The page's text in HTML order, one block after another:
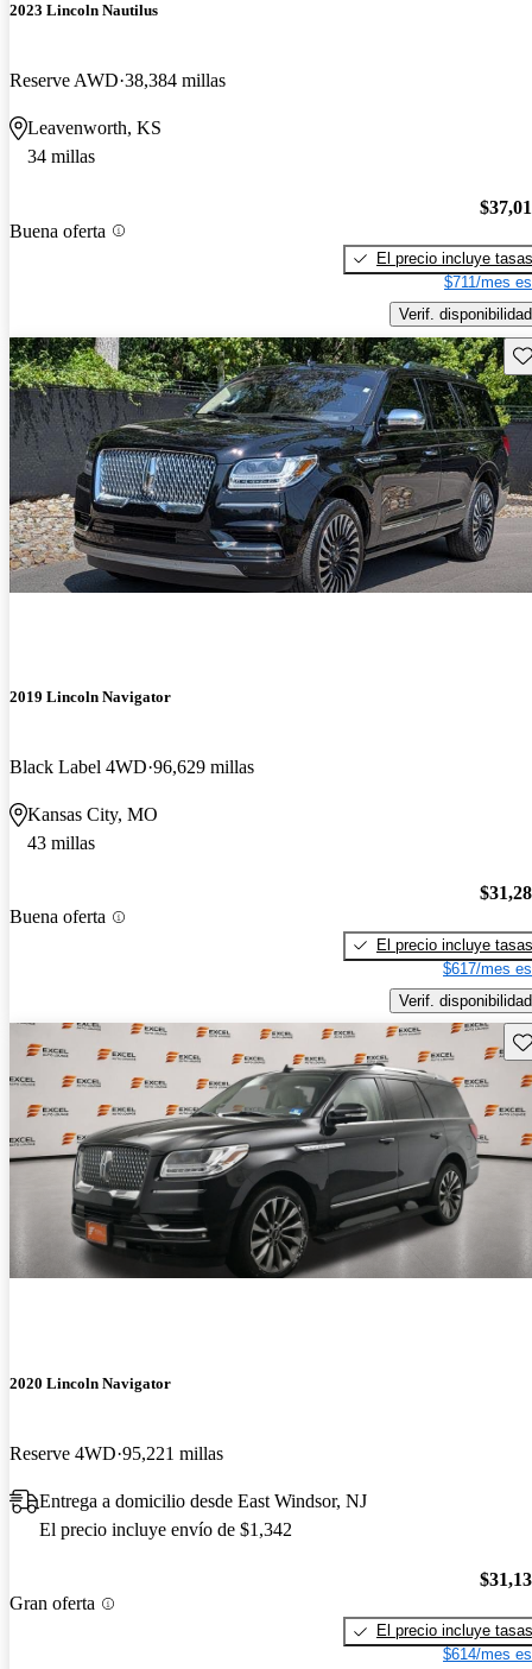
2023 Lincoln Nautilus
Reserve AWD 38,384 millas
Leavenworth, KS
34 millas
Buena oferta
El precio incluye tasas
$711/mes
Verif. disponibilidad
2019 Lincoln Navigator
Black Label 4WD 96,629 millas
Kansas City, MO
43 millas
Buena oferta
El precio incluye tasas
$617/mes
Verif. disponibilidad
2020 Lincoln Navigator
Reserve 4WD 95,221 millas
Entrega a domicilio desde East Windsor, NJ
El precio incluye envío de $1,342
Gran oferta
El precio incluye tasas
$614/mes